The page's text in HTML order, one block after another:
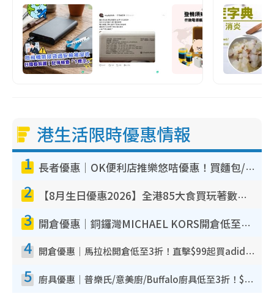
港生活限時優惠情報
1 長者優惠｜OK便利店推樂悠咭優惠！買麵包/牛奶/保健品拍卡即減
2 【8月生日優惠2026】全港85大食買玩著數攻略 自助餐/火鍋放題同行免費＋誠品/DONKI送現金券
3 開倉優惠｜銅鑼灣MICHAEL KORS開倉低至17折！直擊$500起買手袋/銀包/鞋款 必買經典Jet Set系列
4 開倉優惠｜馬拉松開倉低至3折！直擊$99起買adidas／New Balance／Puma鞋款 STANLEY保溫杯劈價至$119起
5 廚具優惠｜普樂氏/意美廚/Buffalo廚具低至3折！$89起買煎鍋／炒鑊／個人鍋 同場小家電激減至$99起